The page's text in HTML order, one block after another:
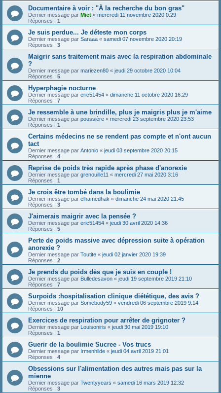
Documentaire à voir : "À la recherche du bon gras"
Dernier message par Miet « mercredi 11 novembre 2020 0:29
Réponses : 1
Je suis perdue... Je déteste mon corps
Dernier message par Saraaa « samedi 07 novembre 2020 20:19
Réponses : 3
Maigrir sans traitement mais avec la respiration abdominale
?
Dernier message par mariezen80 « jeudi 29 octobre 2020 10:04
Réponses : 5
Hyperphagie nocturne
Dernier message par eric51454 « dimanche 11 octobre 2020 16:29
Réponses : 7
Je ressemble à une brindille, plus je maigris plus je m'aime
Dernier message par poussière « mercredi 23 septembre 2020 23:53
Réponses : 1
Certains médecins ne se rendent pas compte et n'ont aucun
tact
Dernier message par Antonio « jeudi 03 septembre 2020 20:15
Réponses : 4
Reprise de poids très rapide après phase d'anorexie
Dernier message par grenouille11 « mercredi 27 mai 2020 3:16
Réponses : 1
Je crois être tombé dans la boulimie
Dernier message par elhamedhak « dimanche 24 mai 2020 21:45
Réponses : 3
J'aimerais maigrir avec la pensée ?
Dernier message par eric51454 « jeudi 30 avril 2020 14:36
Réponses : 5
Perte de poids massive avec dépression suite à opération
anorexie ?
Dernier message par Toutite « jeudi 02 janvier 2020 19:39
Réponses : 2
Je prends du poids dès que je suis en couple !
Dernier message par Bulledesavon « jeudi 19 septembre 2019 21:10
Réponses : 7
Surpoids :hospitalisation clinique diététique, des avis ?
Dernier message par Somebody59 « vendredi 06 septembre 2019 9:14
Réponses : 10
Exercices de respiration pour arrêter de grignoter ?
Dernier message par Louisoniris « jeudi 30 mai 2019 19:10
Réponses : 1
Guerir de la boulimie Sucree - Vos trucs
Dernier message par Irmenhilde « jeudi 04 avril 2019 21:01
Réponses : 4
Obsessions sur l'alimentation des autres mais pas sur la
mienne
Dernier message par Twentyyears « samedi 16 mars 2019 12:32
Réponses : 3